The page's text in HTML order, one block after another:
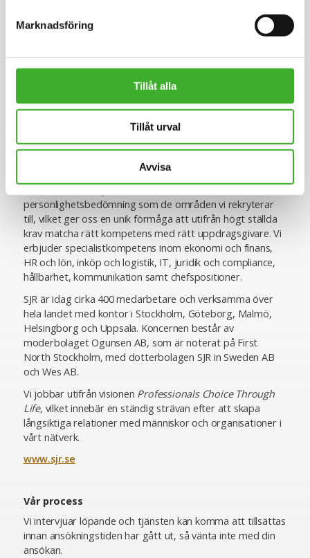
Marknadsföring
Tillåt alla
Tillåt urval
Avvisa
Se lediga jobb
Om SJR
SJR är ett av Sveriges ledande och mest erfarna bolag
personlighetsbedömning som de områden vi rekryterar
till, vilket ger oss en unik förmåga att utifrån högt ställda
krav matcha rätt kompetens med rätt uppdragsgivare. Vi
erbjuder specialistkompetens inom ekonomi och finans,
HR och lön, inköp och logistik, IT, juridik och compliance,
hållbarhet, kommunikation samt chefspositioner.
SJR är idag cirka 400 medarbetare och verksamma över
hela landet med kontor i Stockholm, Göteborg, Malmö,
Helsingborg och Uppsala. Koncernen består av
moderbolaget Ogunsen AB, som är noterat på First
North Stockholm, med dotterbolagen SJR in Sweden AB
och Wes AB.
Vi jobbar utifrån visionen Professionals Choice Through
Life, vilket innebär en ständig strävan efter att skapa
långsiktiga relationer med människor och organisationer i
vårt nätverk.
www.sjr.se
Vår process
Vi intervjuar löpande och tjänsten kan komma att tillsättas
innan ansökningstiden har gått ut, så vänta inte med din
ansökan.